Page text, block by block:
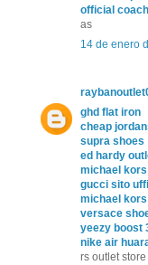
official
as
14 de enero
ghd flat iron
cheap
supra shoes
ed hardy
michael
gucci sito
michael
versace
yeezy boost
nike air
rs outlet store